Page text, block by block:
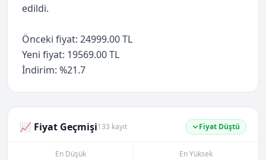
edildi.
Önceki fiyat: 24999.00 TL
Yeni fiyat: 19569.00 TL
İndirim: %21.7
📈 Fiyat Geçmişi133 kayıt Fiyat Düştü
En Düşük En Yüksek